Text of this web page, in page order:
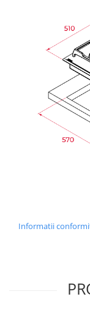
Informatii